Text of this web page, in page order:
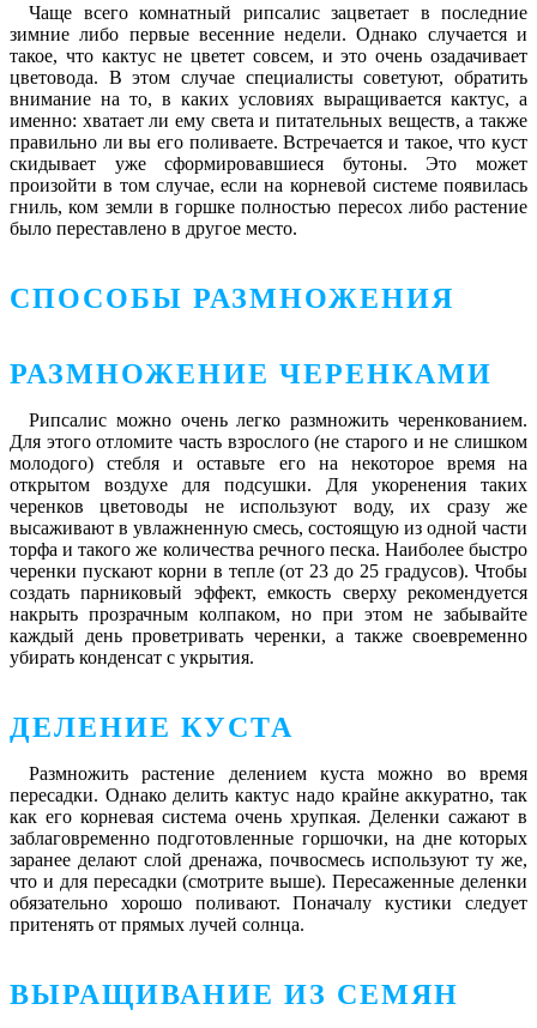
Чаще всего комнатный рипсалис зацветает в последние
зимние либо первые весенние недели. Однако случается и
такое, что кактус не цветет совсем, и это очень озадачивает
цветовода. В этом случае специалисты советуют, обратить
внимание на то, в каких условиях выращивается кактус, а
именно: хватает ли ему света и питательных веществ, а также
правильно ли вы его поливаете. Встречается и такое, что куст
скидывает уже сформировавшиеся бутоны. Это может
произойти в том случае, если на корневой системе появилась
гниль, ком земли в горшке полностью пересох либо растение
было переставлено в другое место.
СПОСОБЫ РАЗМНОЖЕНИЯ
РАЗМНОЖЕНИЕ ЧЕРЕНКАМИ
Рипсалис можно очень легко размножить черенкованием.
Для этого отломите часть взрослого (не старого и не слишком
молодого) стебля и оставьте его на некоторое время на
открытом воздухе для подсушки. Для укоренения таких
черенков цветоводы не используют воду, их сразу же
высаживают в увлажненную смесь, состоящую из одной части
торфа и такого же количества речного песка. Наиболее быстро
черенки пускают корни в тепле (от 23 до 25 градусов). Чтобы
создать парниковый эффект, емкость сверху рекомендуется
накрыть прозрачным колпаком, но при этом не забывайте
каждый день проветривать черенки, а также своевременно
убирать конденсат с укрытия.
ДЕЛЕНИЕ КУСТА
Размножить растение делением куста можно во время
пересадки. Однако делить кактус надо крайне аккуратно, так
как его корневая система очень хрупкая. Деленки сажают в
заблаговременно подготовленные горшочки, на дне которых
заранее делают слой дренажа, почвосмесь используют ту же,
что и для пересадки (смотрите выше). Пересаженные деленки
обязательно хорошо поливают. Поначалу кустики следует
притенять от прямых лучей солнца.
ВЫРАЩИВАНИЕ ИЗ СЕМЯН